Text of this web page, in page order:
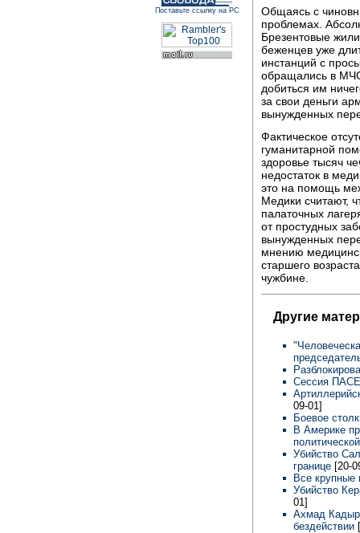
Поставьте ссылку на РС
Общаясь с
проблемах.
Брезентовые
беженцев уже
инстанций с
обращались в
добиться им
за свои деньги
вынужденных
Фактическое
гуманитарной
здоровье тысяч
недостаток в
это на помощь
Медики считают,
палаточных
от простудных
вынужденных
мнению
старшего
чужбине.
Другие
Сессия
09-01]
Боевое
В Америке
Убийство
границе [20-
Все крупные
Убийство
01]
Ахмад
бездействии